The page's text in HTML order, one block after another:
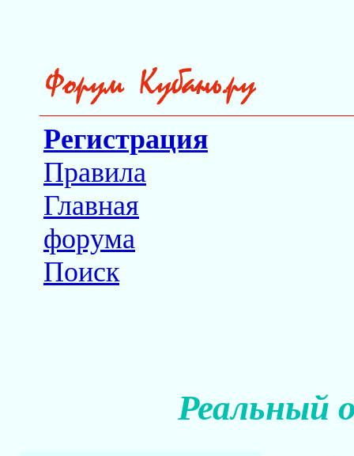
Регистрация
Правила
Главная
форума
Поиск
Реальный